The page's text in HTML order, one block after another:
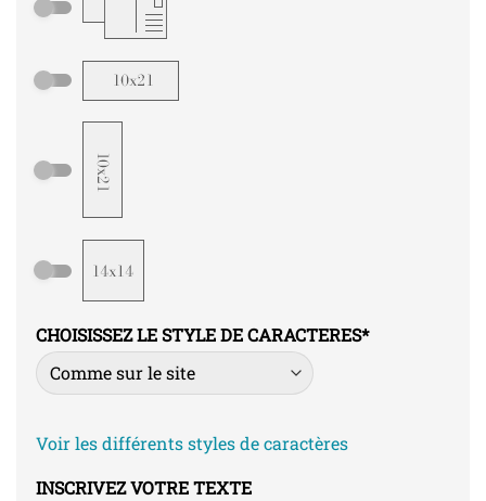
CHOISISSEZ LE STYLE DE CARACTERES*
Voir les différents styles de caractères
INSCRIVEZ VOTRE TEXTE